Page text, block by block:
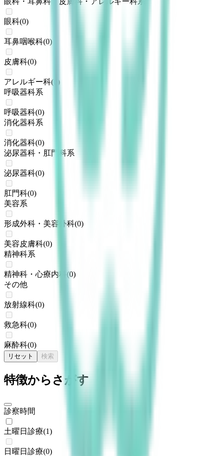
眼科(0)
耳鼻咽喉科(0)
皮膚科(0)
アレルギー科(
)
呼吸器科系
呼吸器科(0)
消化器科系
消化器科(0)
泌尿器科・肛門科系
泌尿器科(0)
肛門科(0)
美容系
形成外科・美容外科(0)
美容皮膚科(0)
精神科系
精神科・心療内科 (0)
その他
放射線科(0)
救急科(0)
麻酔科(0)
リセット 検索
特徴からさがす
診察時間
土曜日診療(1)
日曜日診療(0)